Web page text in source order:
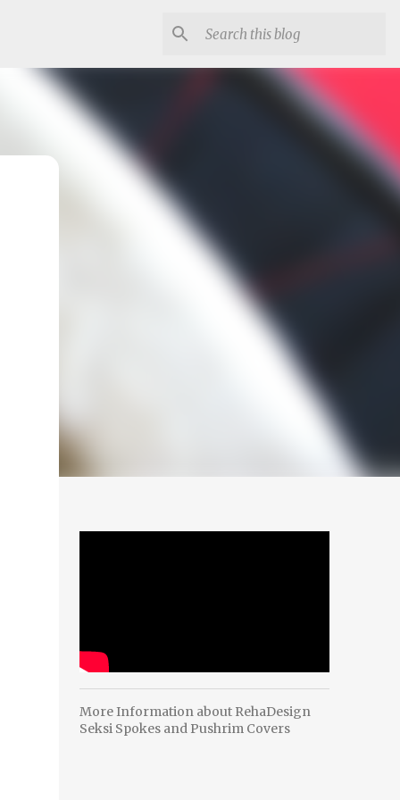
More Information about RehaDesign
Seksi Spokes and Pushrim Covers